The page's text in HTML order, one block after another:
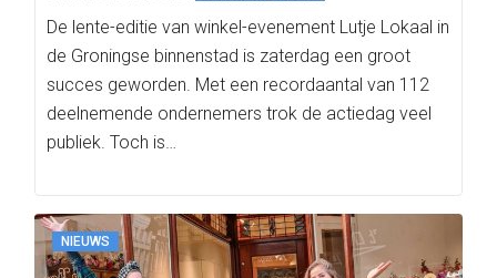
De lente-editie van winkel-evenement Lutje Lokaal in
de Groningse binnenstad is zaterdag een groot
succes geworden. Met een recordaantal van 112
deelnemende ondernemers trok de actiedag veel
publiek. Toch is…
NIEUWS